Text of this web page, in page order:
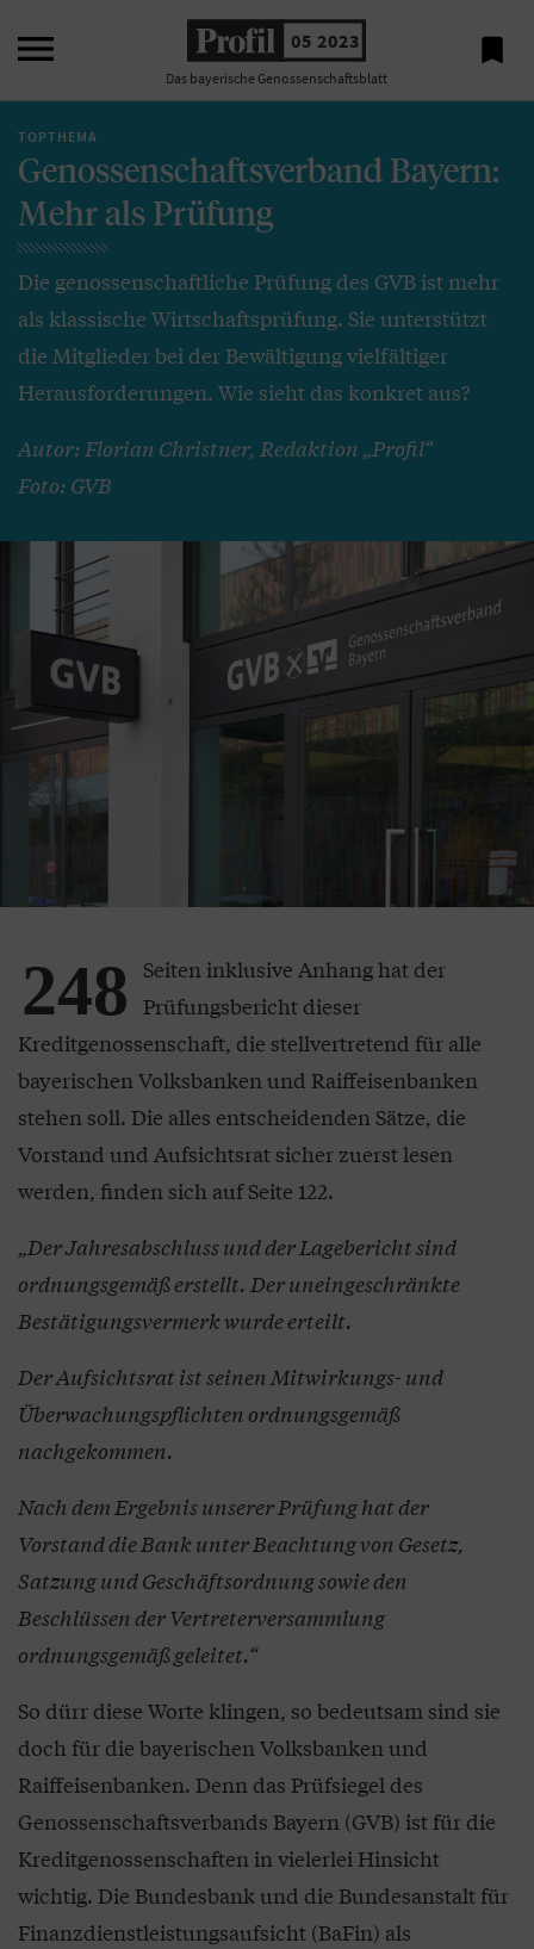
 05 2023
Das bayerische Genossenschaftsblatt

TOPTHEMA
Genossenschaftsverband Bayern:
Mehr als Prüfung
Die genossenschaftliche Prüfung des GVB ist mehr
als klassische Wirtschaftsprüfung. Sie unterstützt
die Mitglieder bei der Bewältigung vielfältiger
Herausforderungen. Wie sieht das konkret aus?
Autor: Florian Christner, Redaktion „Profil“
Foto: GVB
248 Seiten inklusive Anhang hat der
Prüfungsbericht dieser
Kreditgenossenschaft, die stellvertretend für alle
bayerischen Volksbanken und Raiffeisenbanken
stehen soll. Die alles entscheidenden Sätze, die
Vorstand und Aufsichtsrat sicher zuerst lesen
werden, finden sich auf Seite 122.
„Der Jahresabschluss und der Lagebericht sind
ordnungsgemäß erstellt. Der uneingeschränkte
Bestätigungsvermerk wurde erteilt.
Der Aufsichtsrat ist seinen Mitwirkungs- und
Überwachungspflichten ordnungsgemäß
nachgekommen.
Nach dem Ergebnis unserer Prüfung hat der
Vorstand die Bank unter Beachtung von Gesetz,
Satzung und Geschäftsordnung sowie den
Beschlüssen der Vertreterversammlung
ordnungsgemäß geleitet.“
So dürr diese Worte klingen, so bedeutsam sind sie
doch für die bayerischen Volksbanken und
Raiffeisenbanken. Denn das Prüfsiegel des
Genossenschaftsverbands Bayern (GVB) ist für die
Kreditgenossenschaften in vielerlei Hinsicht
wichtig. Die Bundesbank und die Bundesanstalt für
Finanzdienstleistungsaufsicht (BaFin) als